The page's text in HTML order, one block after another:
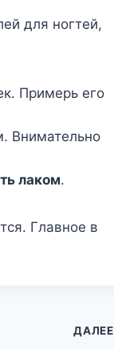
для ногтей,
Примерь его
Внимательно
лаком.
Главное в
ДАЛЕЕ